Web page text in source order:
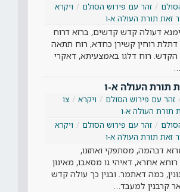
זהר עם פירוש הסולם
ויקרא
זאת תורת העולה א-ו
דעולה קדש קדשים, ברזא דרוח
דתלת רוחין קשירן כחדא, רוח תתאה
הקדש. רוח דלגו באמצעיתא, דאקרי
תורת העולה א-ו
זהר עם פירוש הסולם ויקרא
צו
תורת העולה א-ו
זהר עם פירוש הסולם
ויקרא
זאת תורת העולה א-ו
דבהמה, מסתפקי ואתזנו,
אחרא, דאיהי גו מסאבו, מאינון
כמה דאתמר. ובגין כך עולה קדש
קרבנין למעבד…